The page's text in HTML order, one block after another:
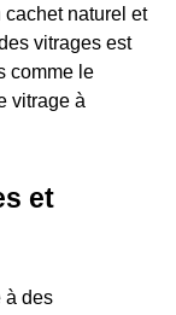
naturel et
vitrages est
comme le
vitrage à
et
à des